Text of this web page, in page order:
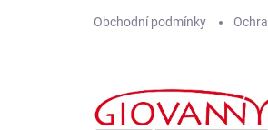
Obchodní podmínky